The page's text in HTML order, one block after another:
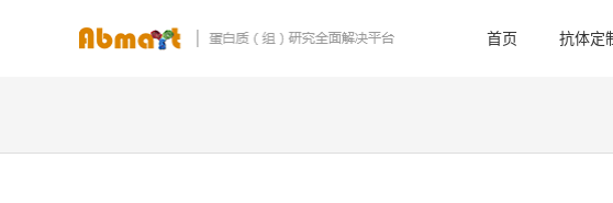
首页 抗体定